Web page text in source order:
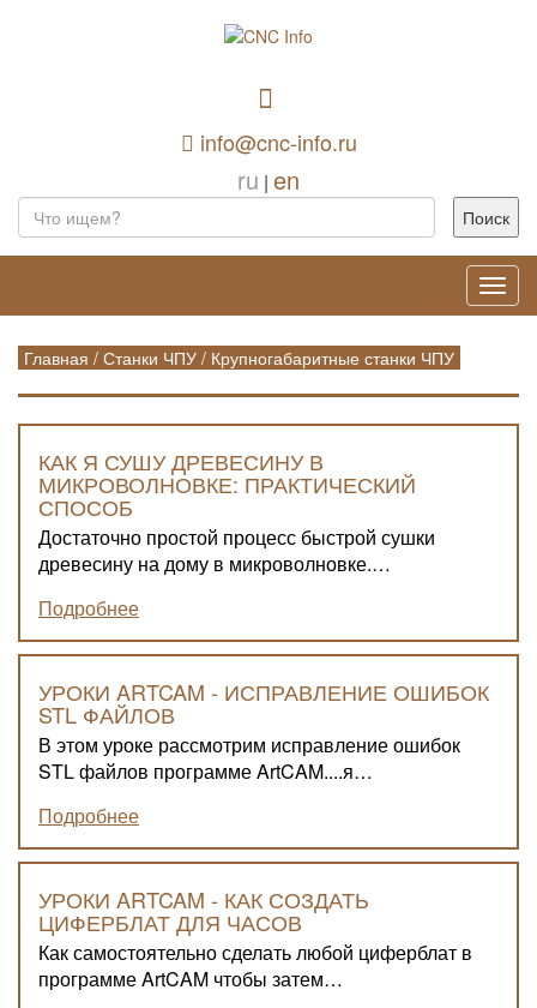
info@cnc-info.ru
ru | en
Главная / Станки ЧПУ / Крупногабаритные станки ЧПУ
КАК Я СУШУ ДРЕВЕСИНУ В
МИКРОВОЛНОВКЕ: ПРАКТИЧЕСКИЙ
СПОСОБ
Достаточно простой процесс быстрой сушки
древесину на дому в микроволновке.…
Подробнее
УРОКИ ARTCAM - ИСПРАВЛЕНИЕ ОШИБОК
STL ФАЙЛОВ
В этом уроке рассмотрим исправление ошибок
STL файлов программе ArtCAM....я…
Подробнее
УРОКИ ARTCAM - КАК СОЗДАТЬ
ЦИФЕРБЛАТ ДЛЯ ЧАСОВ
Как самостоятельно сделать любой циферблат в
программе ArtCAM чтобы затем…